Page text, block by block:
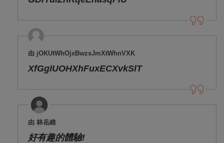
由 jOKUtWhOjxBwzsJmXtWhnVXK
XfGgIUOHXhFuxECXvkSlT
由 林岳維
好有趣的體驗!